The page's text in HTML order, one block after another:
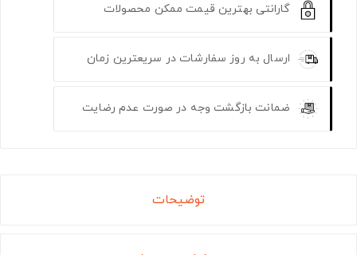
گارانتی بهترین قیمت ممکن محصولات
ارسال به روز سفارشات در سریعترین زمان
ضمانت بازگشت وجه در صورت عدم رضایت
توضیحات